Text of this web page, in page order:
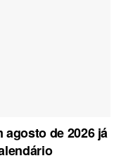
agosto de 2026 já